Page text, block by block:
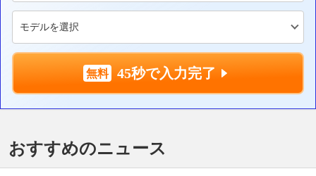
45秒で入力完了
おすすめのニュース